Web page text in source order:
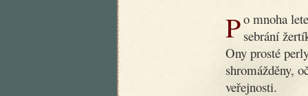
Po mnoha letech byla nyní podniknuta nová práce, záležející v sebrání
Ony prosté
shromážděny,
veřejnosti.